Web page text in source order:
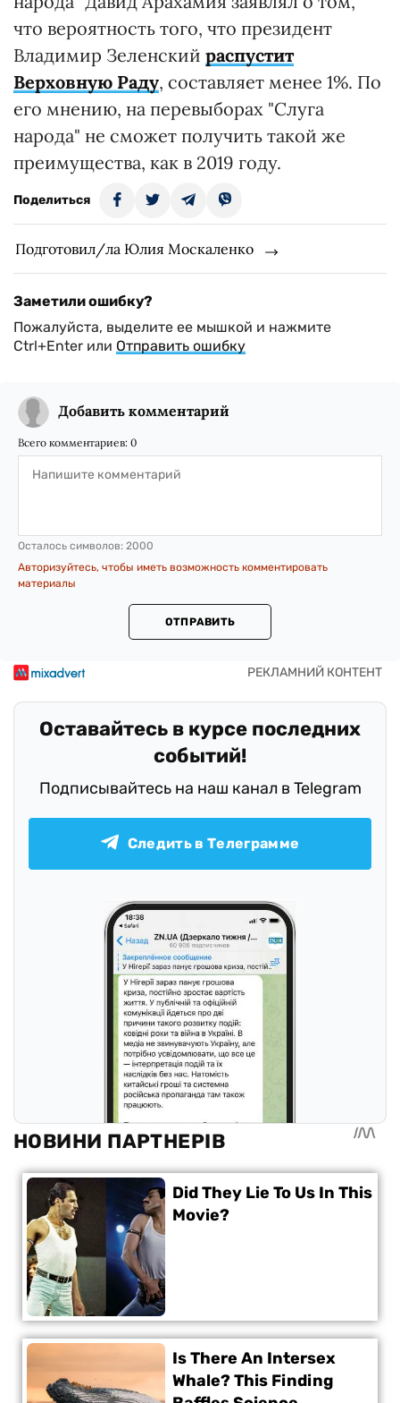
что вероятность того, что президент
Владимир Зеленский распустит
Верховную Раду, составляет менее 1%. По
его мнению, на перевыборах "Слуга
народа" не сможет получить такой же
преимущества, как в 2019 году.
Поделиться
Подготовил/ла Юлия Москаленко
Заметили ошибку?
Пожалуйста, выделите ее мышкой и нажмите
Ctrl+Enter или Отправить ошибку
Добавить комментарий
Всего комментариев: 0
Осталось символов: 2000
Авторизуйтесь, чтобы иметь возможность комментировать
материалы
ОТПРАВИТЬ
Оставайтесь в курсе последних
событий!
Подписывайтесь на наш канал в Telegram
Следить в Телеграмме